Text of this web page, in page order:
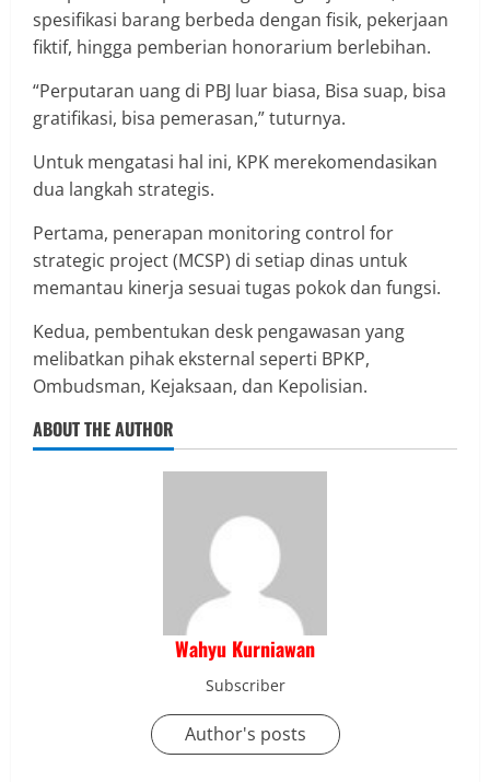
spesifikasi barang berbeda dengan fisik, pekerjaan
fiktif, hingga pemberian honorarium berlebihan.
“Perputaran uang di PBJ luar biasa, Bisa suap, bisa
gratifikasi, bisa pemerasan,” tuturnya.
Untuk mengatasi hal ini, KPK merekomendasikan
dua langkah strategis.
Pertama, penerapan monitoring control for
strategic project (MCSP) di setiap dinas untuk
memantau kinerja sesuai tugas pokok dan fungsi.
Kedua, pembentukan desk pengawasan yang
melibatkan pihak eksternal seperti BPKP,
Ombudsman, Kejaksaan, dan Kepolisian.
ABOUT THE AUTHOR
Wahyu Kurniawan
Subscriber
Author's posts